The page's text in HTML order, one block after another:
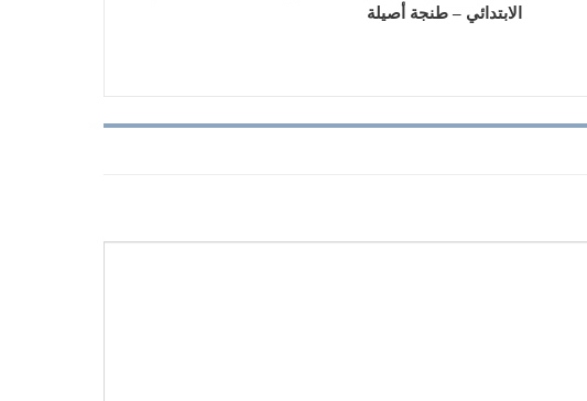
الابتدائي – طنجة أصيلة